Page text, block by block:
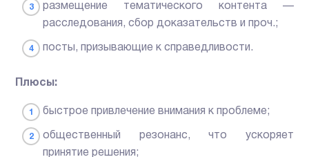
размещение тематического контента —
расследования, сбор доказательств и проч.;
посты, призывающие к справедливости.
Плюсы:
быстрое привлечение внимания к проблеме;
общественный резонанс, что ускоряет
принятие решения;